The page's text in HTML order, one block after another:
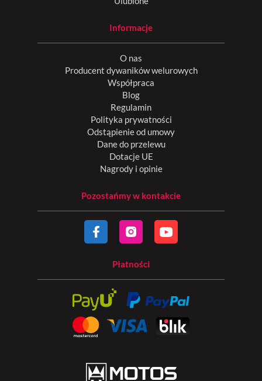
Informacje
O nas
Producent dywaników welurowych
Współpraca
Blog
Regulamin
Polityka prywatności
Odstąpienie od umowy
Dane do przelewu
Dotacje UE
Nagrody i opinie
Pozostańmy w kontakcie
Płatności